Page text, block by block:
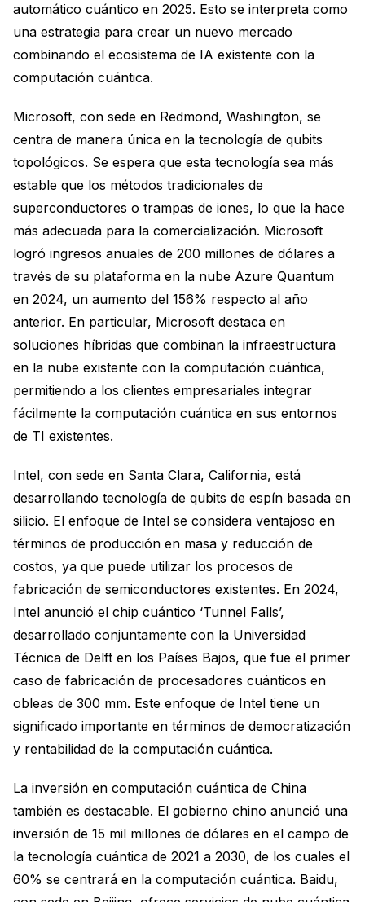
automático cuántico en 2025. Esto se interpreta como
una estrategia para crear un nuevo mercado
combinando el ecosistema de IA existente con la
computación cuántica.
Microsoft, con sede en Redmond, Washington, se
centra de manera única en la tecnología de qubits
topológicos. Se espera que esta tecnología sea más
estable que los métodos tradicionales de
superconductores o trampas de iones, lo que la hace
más adecuada para la comercialización. Microsoft
logró ingresos anuales de 200 millones de dólares a
través de su plataforma en la nube Azure Quantum
en 2024, un aumento del 156% respecto al año
anterior. En particular, Microsoft destaca en
soluciones híbridas que combinan la infraestructura
en la nube existente con la computación cuántica,
permitiendo a los clientes empresariales integrar
fácilmente la computación cuántica en sus entornos
de TI existentes.
Intel, con sede en Santa Clara, California, está
desarrollando tecnología de qubits de espín basada en
silicio. El enfoque de Intel se considera ventajoso en
términos de producción en masa y reducción de
costos, ya que puede utilizar los procesos de
fabricación de semiconductores existentes. En 2024,
Intel anunció el chip cuántico ‘Tunnel Falls’,
desarrollado conjuntamente con la Universidad
Técnica de Delft en los Países Bajos, que fue el primer
caso de fabricación de procesadores cuánticos en
obleas de 300 mm. Este enfoque de Intel tiene un
significado importante en términos de democratización
y rentabilidad de la computación cuántica.
La inversión en computación cuántica de China
también es destacable. El gobierno chino anunció una
inversión de 15 mil millones de dólares en el campo de
la tecnología cuántica de 2021 a 2030, de los cuales el
60% se centrará en la computación cuántica. Baidu,